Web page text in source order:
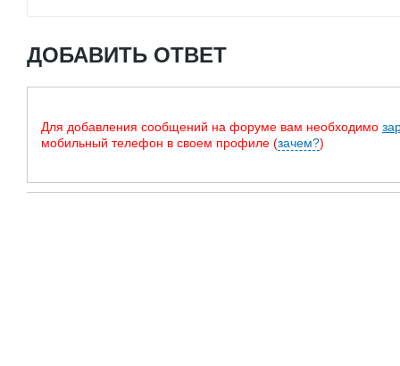
ДОБАВИТЬ ОТВЕТ
Для добавления сообщений на форуме вам необходимо
мобильный телефон в своем профиле (зачем?)